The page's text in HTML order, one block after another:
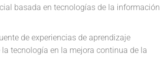
basada en tecnologías de la información
de experiencias de aprendizaje
tecnología en la mejora continua de la